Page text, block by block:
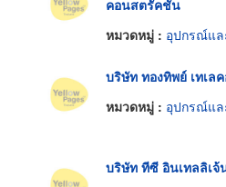
คอนสตรัคชั่น
หมวดหมู่ : อุปกรณ์และ
บริษัท ทองทิพย์ เทเล
หมวดหมู่ : อุปกรณ์และ
บริษัท ทีซี อินเทลลิเจ้